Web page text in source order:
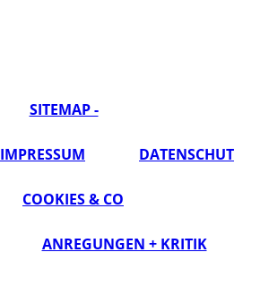
SITEMAP -
IMPRESSUM DATENSCHUT
COOKIES & CO
ANREGUNGEN + KRITIK